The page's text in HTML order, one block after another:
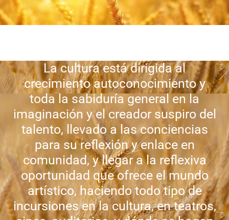
La cultura está dirigida al
crecimiento autoconocimiento y
toda la sabiduría general en la
imaginación y el creador suspiro del
talento, llevado a las conciencias
para su reflexión y enlace en
comunidad, y llegar a la reflexiva
oportunidad que ofrece el mundo
artístico, haciendo todo tipo de
incursiones en la cultura, en teatros,